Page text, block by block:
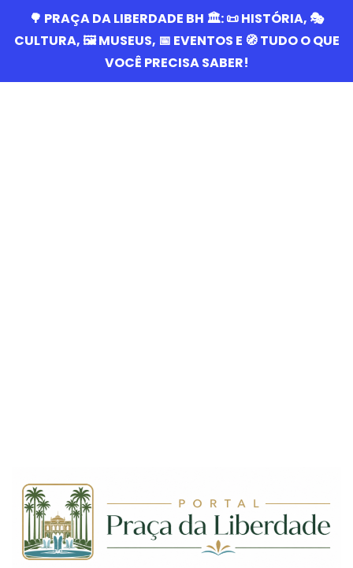
🌳 PRAÇA DA LIBERDADE BH 🏛️: 📜 HISTÓRIA, 🎭
CULTURA, 🖼️ MUSEUS, 📅 EVENTOS E 🧭 TUDO O QUE
VOCÊ PRECISA SABER!